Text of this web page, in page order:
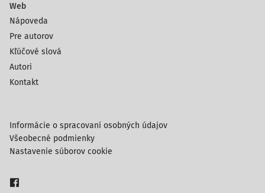
Web
Nápoveda
Pre autorov
Kľúčové slová
Autori
Kontakt
Informácie o spracovaní osobných údajov
Všeobecné podmienky
Nastavenie súborov cookie